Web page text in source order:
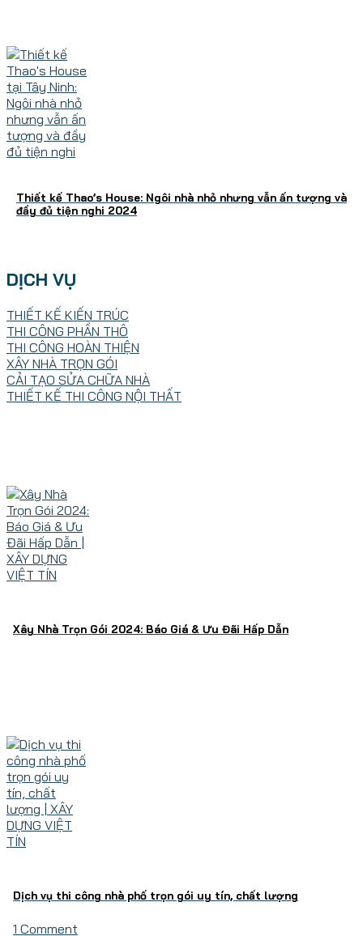
Thiết kế Thao’s House: Ngôi nhà nhỏ nhưng vẫn ấn tượng và
đầy đủ tiện nghi 2024
DỊCH VỤ
THIẾT KẾ KIẾN TRÚC
THI CÔNG PHẦN THÔ
THI CÔNG HOÀN THIỆN
XÂY NHÀ TRỌN GÓI
CẢI TẠO SỬA CHỮA NHÀ
THIẾT KẾ THI CÔNG NỘI THẤT
Xây Nhà Trọn Gói 2024: Báo Giá & Ưu Đãi Hấp Dẫn
Dịch vụ thi công nhà phố trọn gói uy tín, chất lượng
1 Comment